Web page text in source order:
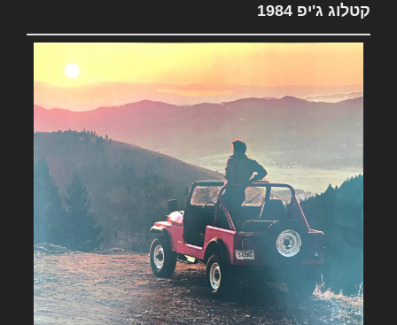
קטלוג ג'יפ 1984